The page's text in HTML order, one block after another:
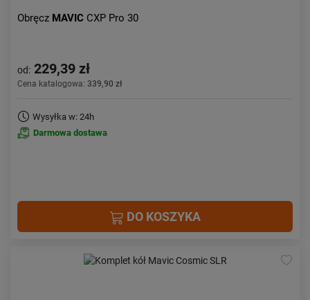
Obręcz MAVIC CXP Pro 30
od: 229,39 zł
Cena katalogowa: 339,90 zł
Wysyłka w: 24h
Darmowa dostawa
DO KOSZYKA